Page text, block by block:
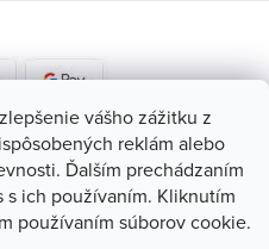
vášho zážitku z
reklám alebo
Ďalším prechádzaním
ich používaním. Kliknutím
používaním súborov cookie.